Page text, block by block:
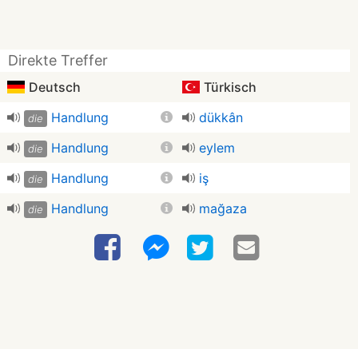
Direkte Treffer
Deutsch Türkisch
die Handlung dükkân
die Handlung eylem
die Handlung iş
die Handlung mağaza